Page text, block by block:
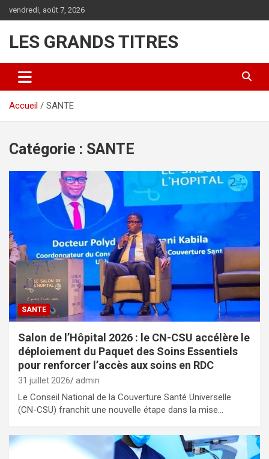
au
vendredi, août 7, 2026
LES GRANDS TITRES
Accueil SANTE
Catégorie : SANTE
SANTE
Salon de l’Hôpital 2026 : le CN-CSU accélère le
déploiement du Paquet des Soins Essentiels
pour renforcer l’accès aux soins en RDC
31 juillet 2026 admin
Le Conseil National de la Couverture Santé Universelle
(CN-CSU) franchit une nouvelle étape dans la mise…